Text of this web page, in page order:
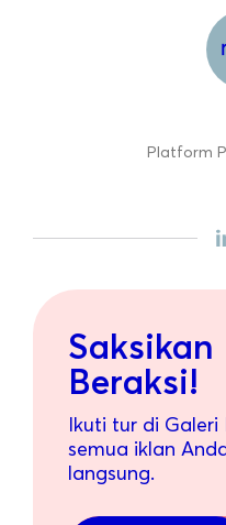
Platform
Saksikan
Beraksi!
Ikuti tur di
semua iklan
langsung.